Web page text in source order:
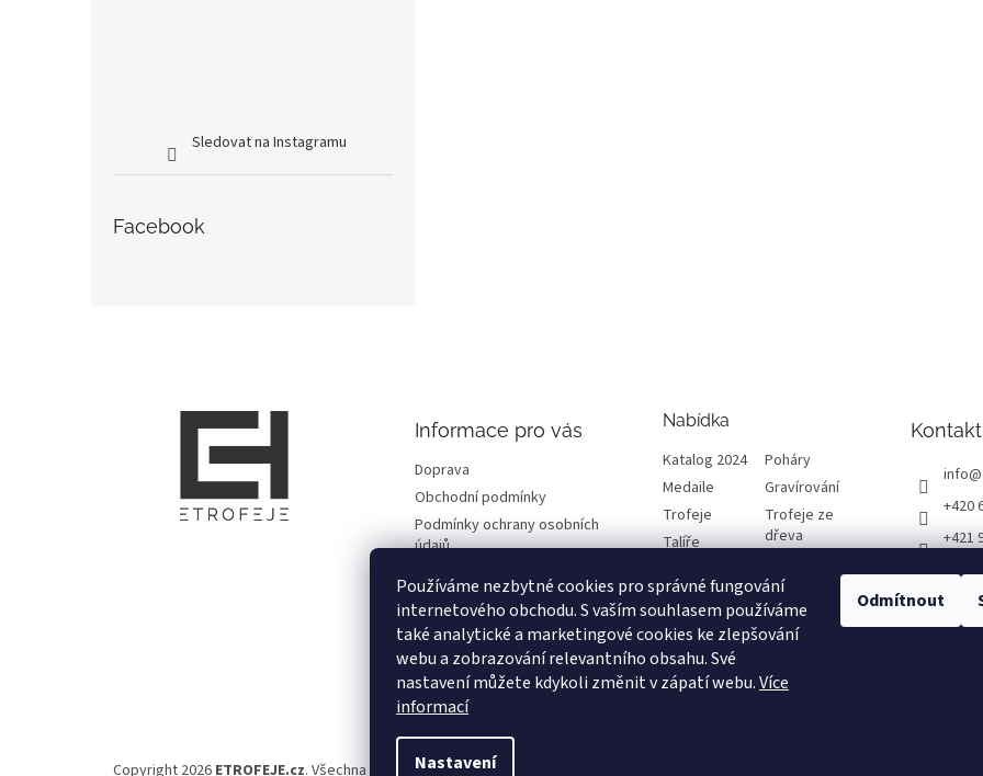
Používáme nezbytné cookies pro správné fungování
internetového obchodu. S vaším souhlasem používáme
také analytické a marketingové cookies ke zlepšování
webu a zobrazování relevantního obsahu. Své
nastavení můžete kdykoli změnit v zápatí webu.Více
informací
Nastavení
Odmítnout
Sledovat na Instagramu
Facebook
Informace pro vás
Doprava
Obchodní podmínky
Podmínky ochrany osobních
údajů
Fotogalerie
Kontakty
Reklamace
Důležité informace
Moje objednávka
Nabídka
Katalog 2024
Poháry
Medaile
Gravírování
Trofeje
Trofeje ze
dřeva
Talíře
Emblémy
Výprodej
Kontakt
info@
+420
+421
Copyright 2026 ETROFEJE.cz. Všechna práva vyhrazena.Upravit nastavení cookies